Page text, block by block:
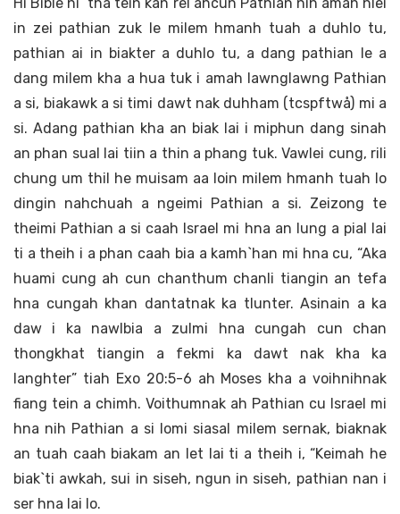
in zei pathian zuk le milem hmanh tuah a duhlo tu,
pathian ai in biakter a duhlo tu, a dang pathian le a
dang milem kha a hua tuk i amah lawnglawng Pathian
a si, biakawk a si timi dawt nak duhham (tcspftwå) mi a
si. Adang pathian kha an biak lai i miphun dang sinah
an phan sual lai tiin a thin a phang tuk. Vawlei cung, rili
chung um thil he muisam aa loin milem hmanh tuah lo
dingin nahchuah a ngeimi Pathian a si. Zeizong te
theimi Pathian a si caah Israel mi hna an lung a pial lai
ti a theih i a phan caah bia a kamh`han mi hna cu, “Aka
huami cung ah cun chanthum chanli tiangin an tefa
hna cungah khan dantatnak ka tlunter. Asinain a ka
daw i ka nawlbia a zulmi hna cungah cun chan
thongkhat tiangin a fekmi ka dawt nak kha ka
langhter” tiah Exo 20:5-6 ah Moses kha a voihnihnak
fiang tein a chimh. Voithumnak ah Pathian cu Israel mi
hna nih Pathian a si lomi siasal milem sernak, biaknak
an tuah caah biakam an let lai ti a theih i, “Keimah he
biak`ti awkah, sui in siseh, ngun in siseh, pathian nan i
ser hna lai lo.